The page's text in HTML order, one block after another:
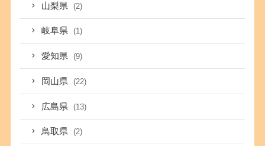
山梨県 (2)
岐阜県 (1)
愛知県 (9)
岡山県 (22)
広島県 (13)
鳥取県 (2)